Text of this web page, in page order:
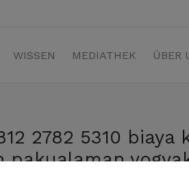
WISSEN MEDIATHEK ÜBER
2782 5310